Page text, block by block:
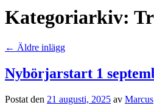
Kategoriarkiv:
← Äldre inlägg
Nybörjarstart 1
Postat den 21 augusti, 2025 av Marcus